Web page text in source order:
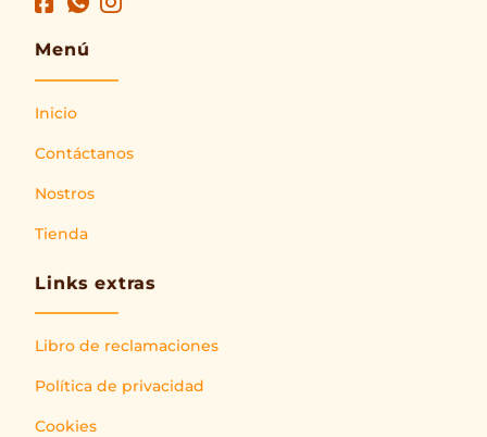
Menú
Inicio
Contáctanos
Nostros
Tienda
Links extras
Libro de reclamaciones
Política de privacidad
Cookies